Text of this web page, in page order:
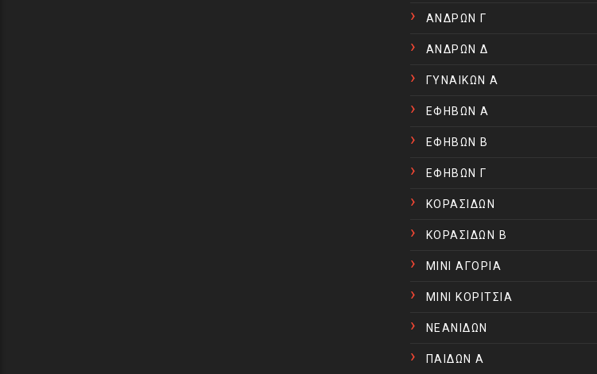
ΑΝΔΡΩΝ Γ
ΑΝΔΡΩΝ Δ
ΓΥΝΑΙΚΩΝ Α
ΕΦΗΒΩΝ Α
ΕΦΗΒΩΝ Β
ΕΦΗΒΩΝ Γ
ΚΟΡΑΣΙΔΩΝ
ΚΟΡΑΣΙΔΩΝ Β
ΜΙΝΙ ΑΓΟΡΙΑ
ΜΙΝΙ ΚΟΡΙΤΣΙΑ
ΝΕΑΝΙΔΩΝ
ΠΑΙΔΩΝ Α